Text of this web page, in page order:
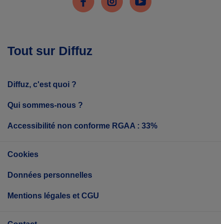
Tout sur Diffuz
Diffuz, c'est quoi ?
Qui sommes-nous ?
Accessibilité non conforme RGAA : 33%
Cookies
Données personnelles
Mentions légales et CGU